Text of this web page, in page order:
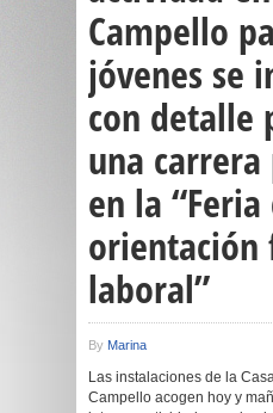
Campello
jóvenes se
con detalle
una
en la “Feria
laboral”
By Marina
Las instalaciones de la
Campello acogen hoy y